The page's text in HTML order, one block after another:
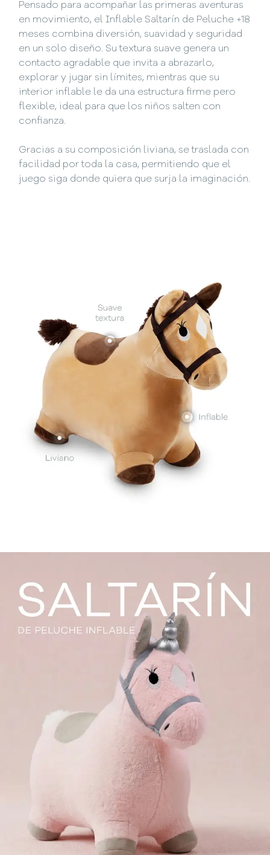
Pensado para acompañar las primeras aventuras
en movimiento, el Inflable Saltarín de Peluche +18
meses combina diversión, suavidad y seguridad
en un solo diseño. Su textura suave genera un
contacto agradable que invita a abrazarlo,
explorar y jugar sin límites, mientras que su
interior inflable le da una estructura firme pero
flexible, ideal para que los niños salten con
confianza.
Gracias a su composición liviana, se traslada con
facilidad por toda la casa, permitiendo que el
juego siga donde quiera que surja la imaginación.